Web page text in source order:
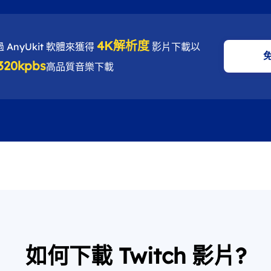
AnyUkit 軟體來獲得 4K解析度影片下載以
高品質音樂下載
如何下載 Twitch 影片?